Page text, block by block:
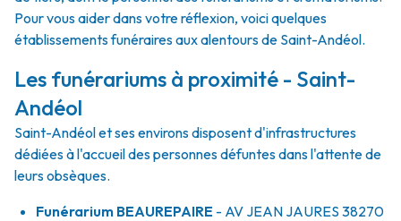
Pour vous aider dans votre réflexion, voici quelques
établissements funéraires aux alentours de Saint-Andéol.
Les funérariums à proximité - Saint-
Andéol
Saint-Andéol et ses environs disposent d'infrastructures
dédiées à l'accueil des personnes défuntes dans l'attente de
leurs obsèques.
Funérarium BEAUREPAIRE - AV JEAN JAURES 38270